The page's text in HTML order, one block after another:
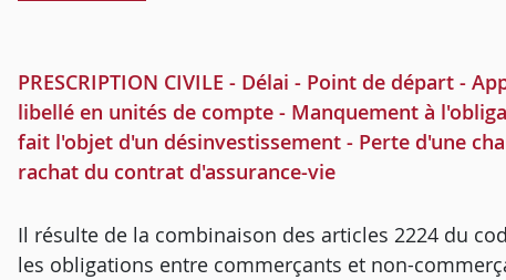
PRESCRIPTION CIVILE - Délai - Point de départ -
libellé en unités de compte - Manquement à
fait l'objet d'un désinvestissement - Perte d'une
rachat du contrat d'assurance-vie
Il résulte de la combinaison des articles 2224 du
les obligations entre commerçants et non-